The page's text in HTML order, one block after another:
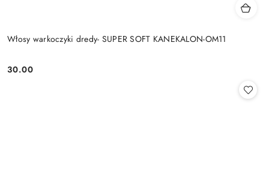
Włosy warkoczyki dredy- SUPER SOFT KANEKALON-OM11
Cena:
30.00